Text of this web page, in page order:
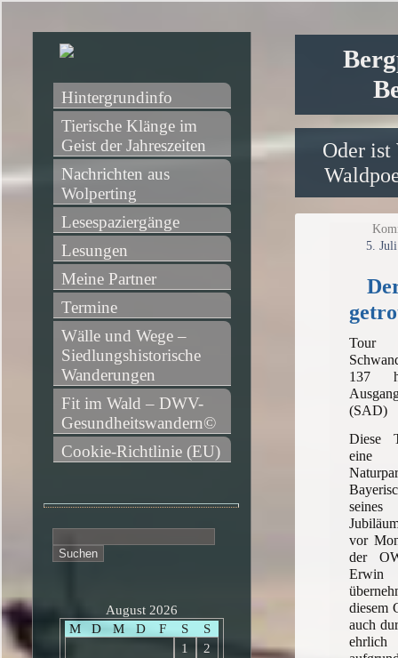
Oder ist
5.
Tour
137
(SAD)
Diese
eine
vor
der
diesem
auch
Hintergrundinfo
Tierische Klänge im
Geist der Jahreszeiten
Nachrichten aus
Wolperting
Lesespaziergänge
Lesungen
Meine Partner
Termine
Wälle und Wege –
Siedlungshistorische
Wanderungen
Fit im Wald – DWV-
Gesundheitswandern©
Cookie-Richtlinie (EU)
nach:
August 2026
M
D M D F S
S
1
2